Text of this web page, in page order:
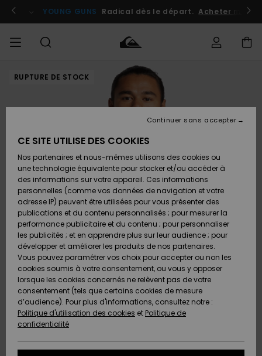
l'information
le
Se connecter / s'inscrire
YOUNG GUNS Radical dès le départ. Acheter
HOMME Vêtements
Chaussures
& Tongs
Surf
Snow
Nouveautés
A
Découvrir
Vêtements
Chaussures
& Tongs
Surf
Snow
Nouveautés
A
Découvrir
FEMME
Shop
A
Découvrir
Snow
SURF
Surf
Homme
Surf
Shop
Enfant
Highlights
Communauté
SNOW
Snow
Homme
Snow
Shop
Enfant
Snow
Shop
Femme
A
Découvrir
Communauté
OUTLET
Outlet
Homme
Enfant
Outlet
Femme
AIDE &
CONTACT
Accéder à
commande
Retours
Paiement
Carte
Cadeau
Quiksilver
Freedom
Protection
des
MAGASINS
QUIKSILVER
RUPTURE DE STOCK
CE SITE UTILISE DES COOKIES
Nos partenaires et nous-mêmes utilisons des cookies ou
une technologie équivalente pour stocker et/ou accéder à
des informations sur votre appareil. Ces informations
personnelles (comme vos données de navigation et votre
adresse IP) peuvent être utilisées pour vous présenter des
publications et du contenu personnalisés ; pour mesurer la
performance publicitaire et du contenu ; pour personnaliser
les publicités ; et en apprendre plus sur leur audience ; pour
développer et améliorer les produits de nos partenaires.
Vous pouvez paramétrer vos choix pour accepter ou non les
cookies soumis à votre consentement, ou vous y opposer
lorsque les cookies concernés ne relèvent pas de votre
consentement (tels que certains cookies de mesure
d’audience). Pour plus d'informations, consultez notre :
Politique d'utilisation des cookies et Politique de
confidentialité
Continuer sans accepter